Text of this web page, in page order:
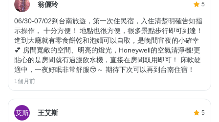
翁儷玲 5
06/30-07/02到台南旅遊，第一次住民宿，入住清楚明確告知指
示操作， 十分方便！ 地點也很方便，很多景點步行即可到達！
進到大廳就有零食餅乾和泡麵可以自取，是晚間宵夜的小確幸
💕 房間寬敞的空間、明亮的燈光，Honeywell的空氣清淨機!更
貼心的是房間就有過濾飲水機，直接在房間取用即可！ 床軟硬
適中，一夜好眠非常舒服😚～ 期待下次可以再到台南住宿！
1個月前
王艾斯 5